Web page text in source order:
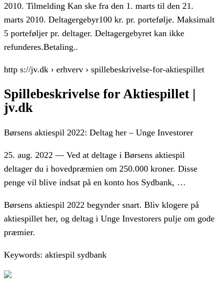
2010. Tilmelding Kan ske fra den 1. marts til den 21.
marts 2010. Deltagergebyr100 kr. pr. portefølje. Maksimalt
5 porteføljer pr. deltager. Deltagergebyret kan ikke
refunderes.Betaling..
http s://jv.dk › erhverv › spillebeskrivelse-for-aktiespillet
Spillebeskrivelse for Aktiespillet |
jv.dk
Børsens aktiespil 2022: Deltag her – Unge Investorer
25. aug. 2022 — Ved at deltage i Børsens aktiespil
deltager du i hovedpræmien om 250.000 kroner. Disse
penge vil blive indsat på en konto hos Sydbank, …
Børsens aktiespil 2022 begynder snart. Bliv klogere på
aktiespillet her, og deltag i Unge Investorers pulje om gode
præmier.
Keywords: aktiespil sydbank